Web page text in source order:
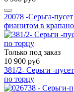
20078 -Серьга-
фианитом в
Только под заказ
10 900 руб
381/2- Серьги -
по торцу